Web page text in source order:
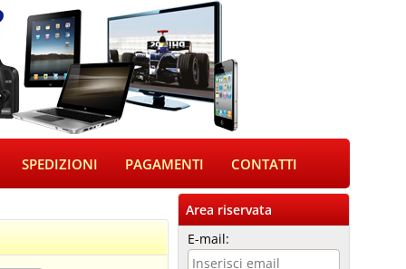
SPEDIZIONI PAGAMENTI CONTATTI
Area riservata
E-mail: